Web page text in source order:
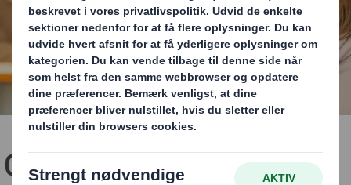
Code of Conduct